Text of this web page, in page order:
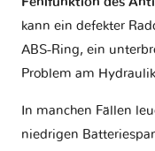
kann ein defekter
ABS-Ring, ein
Problem am
In manchen Fällen
niedrigen